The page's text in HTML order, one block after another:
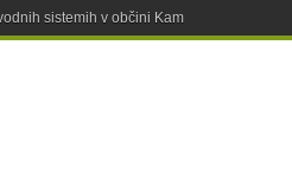
sistemih v občini Kamnik